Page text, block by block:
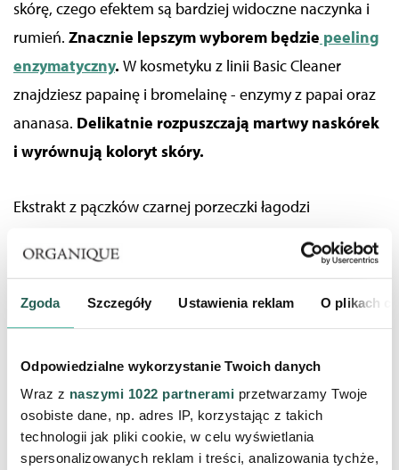
Zgoda Szczegóły Ustawienia reklam O plikach
Odpowiedzialne wykorzystanie Twoich danych
Wraz z naszymi 1022 partnerami przetwarzamy Twoje
osobiste dane, np. adres IP, korzystając z takich
technologii jak pliki cookie, w celu wyświetlania
spersonalizowanych reklam i treści, analizowania tychże,
skórę, czego efektem są bardziej widoczne naczynka i
rumień. Znacznie lepszym wyborem będzie peeling
enzymatyczny. W kosmetyku z linii Basic Cleaner
znajdziesz papainę i bromelainę - enzymy z papai oraz
ananasa. Delikatnie rozpuszczają martwy naskórek
i wyrównują koloryt skóry.
Ekstrakt z pączków czarnej porzeczki łagodzi
rozjaśnia skórę, a gliceryna roślinna intensywnie
nawilża i chroni przed przesuszeniem.